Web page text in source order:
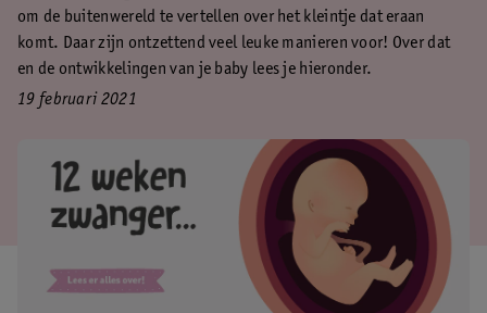
om de buitenwereld te vertellen over het kleintje dat eraan
komt. Daar zijn ontzettend veel leuke manieren voor! Over dat
en de ontwikkelingen van je baby lees je hieronder.
19 februari 2021